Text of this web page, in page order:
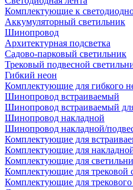
Комплектующие к
Аккумуляторный светильник
Шинопровод
Архитектурная подсветка
Садово-парковый светильник
Трековый подвесной
Гибкий неон
Комплектующие для гибкого
Шинопровод встраиваемый
Шинопровод встраиваемый
Шинопровод накладной
Шинопровод накладной/
Комплектующие для
Комплектующие для
Комплектующие для
Комплектующие для трековой
Комплектующие для трекового